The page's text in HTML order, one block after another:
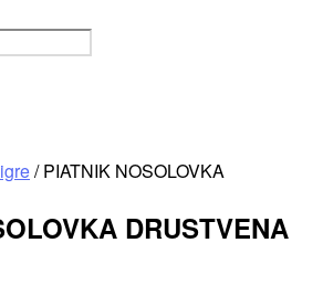
/ PIATNIK NOSOLOVKA
DRUSTVENA